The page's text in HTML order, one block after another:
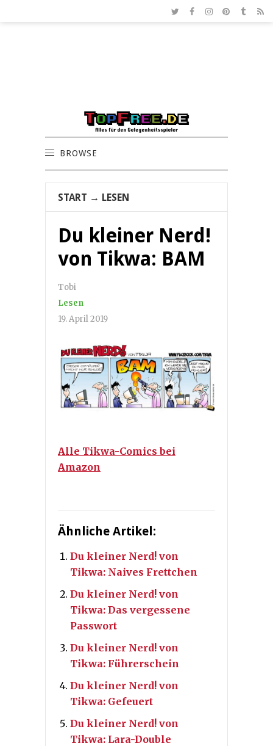
BROWSE
START → LESEN
Du kleiner Nerd!
von Tikwa: BAM
Tobi
Lesen
19. April 2019
Alle Tikwa-Comics bei
Amazon
Ähnliche Artikel:
Du kleiner Nerd! von
Tikwa: Naives Frettchen
Du kleiner Nerd! von
Tikwa: Das vergessene
Passwort
Du kleiner Nerd! von
Tikwa: Führerschein
Du kleiner Nerd! von
Tikwa: Gefeuert
Du kleiner Nerd! von
Tikwa: Lara-Double